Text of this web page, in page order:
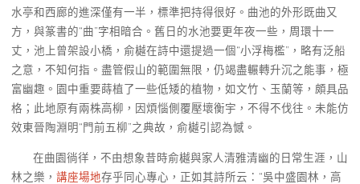
水亭和西廊的進深僅有一半，標準把持得很好。曲池的外形既曲又
方，與篆書的“曲”字相暗合。舊日的水池要更年夜一些，周環十一
丈，池上曾架設小橋，俞樾在詩中還提過一個“小浮梅檻”，略有泛船
之意，不知何指。盡管假山的範圍無限，仍竭盡輾轉升沉之能事，極
富幽趣。園中重要蒔植了一些低矮的植物，如文竹、玉蘭等，頗具品
格；此地原有兩株高柳，因煩惱側覆壓壞衡宇，不得不伐往。未能仿
效東晉陶淵明“門前五柳”之典故，俞樾引認為憾。
在曲園徜徉，不由想象昔時俞樾與家人清雅清幽的日常生涯，山
林之樂， 講座場地存乎同心專心，正如其詩所云：“吳中盛園林，高